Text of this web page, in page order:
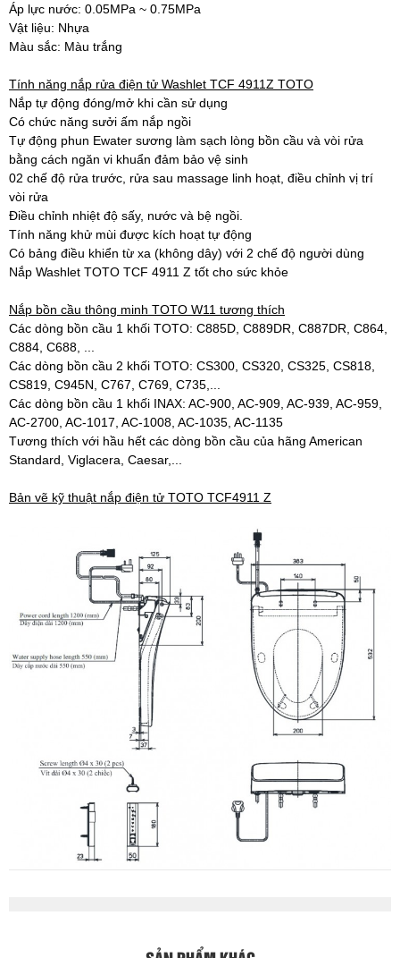
Áp lực nước: 0.05MPa ~ 0.75MPa
Vật liệu: Nhựa
Màu sắc: Màu trắng
Tính năng nắp rửa điện tử Washlet TCF 4911Z TOTO
Nắp tự động đóng/mở khi cần sử dụng
Có chức năng sưởi ấm nắp ngồi
Tự động phun Ewater sương làm sạch lòng bồn cầu và vòi rửa
bằng cách ngăn vi khuẩn đảm bảo vệ sinh
02 chế độ rửa trước, rửa sau massage linh hoạt, điều chỉnh vị trí
vòi rửa
Điều chỉnh nhiệt độ sấy, nước và bệ ngồi.
Tính năng khử mùi được kích hoạt tự động
Có bảng điều khiển từ xa (không dây) với 2 chế độ người dùng
Nắp Washlet TOTO TCF 4911 Z tốt cho sức khỏe
Nắp bồn cầu thông minh TOTO W11 tương thích
Các dòng bồn cầu 1 khối TOTO: C885D, C889DR, C887DR, C864,
C884, C688, ...
Các dòng bồn cầu 2 khối TOTO: CS300, CS320, CS325, CS818,
CS819, C945N, C767, C769, C735,...
Các dòng bồn cầu 1 khối INAX: AC-900, AC-909, AC-939, AC-959,
AC-2700, AC-1017, AC-1008, AC-1035, AC-1135
Tương thích với hầu hết các dòng bồn cầu của hãng American
Standard, Viglacera, Caesar,...
Bản vẽ kỹ thuật nắp điện tử TOTO TCF4911 Z